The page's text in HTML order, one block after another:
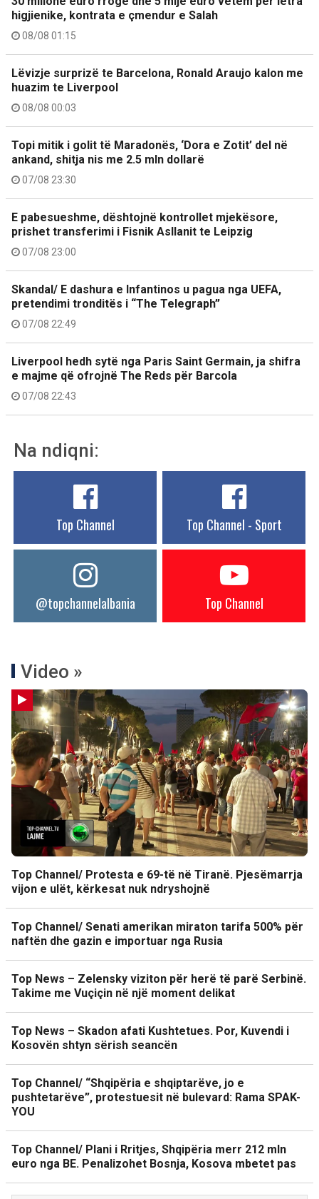
higjienike, kontrata e çmendur e Salah
08/08 01:15
Lëvizje surprizë te Barcelona, Ronald Araujo kalon me
huazim te Liverpool
08/08 00:03
Topi mitik i golit të Maradonës, ‘Dora e Zotit’ del në
ankand, shitja nis me 2.5 mln dollarë
07/08 23:30
E pabesueshme, dështojnë kontrollet mjekësore,
prishet transferimi i Fisnik Asllanit te Leipzig
07/08 23:00
Skandal/ E dashura e Infantinos u pagua nga UEFA,
pretendimi tronditës i “The Telegraph”
07/08 22:49
Liverpool hedh sytë nga Paris Saint Germain, ja shifra
e majme që ofrojnë The Reds për Barcola
07/08 22:43
Na ndiqni:
Top Channel Top Channel - Sport
@topchannelalbania Top Channel
Video »
Top Channel/ Protesta e 69-të në Tiranë. Pjesëmarrja
vijon e ulët, kërkesat nuk ndryshojnë
Top Channel/ Senati amerikan miraton tarifa 500% për
naftën dhe gazin e importuar nga Rusia
Top News – Zelensky viziton për herë të parë Serbinë.
Takime me Vuçiçin në një moment delikat
Top News – Skadon afati Kushtetues. Por, Kuvendi i
Kosovën shtyn sërish seancën
Top Channel/ “Shqipëria e shqiptarëve, jo e
pushtetarëve”, protestuesit në bulevard: Rama SPAK-
YOU
Top Channel/ Plani i Rritjes, Shqipëria merr 212 mln
euro nga BE. Penalizohet Bosnja, Kosova mbetet pas